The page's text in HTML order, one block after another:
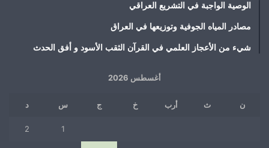
الوصية الواجبة في التشريع العراقي
مصادر المياه الجوفية وتوزيعها في العراق
شيء من الأعجاز العلمي في القرآن الثقب الأسود و أفق الحدث
أغسطس 2026
ن ث أرب خ ج س د
1
2